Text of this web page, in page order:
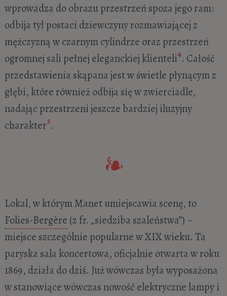
wprowadza do obrazu przestrzeń spoza jego ram:
odbija tył postaci dziewczyny rozmawiającej z
mężczyzną w czarnym cylindrze oraz przestrzeń
ogromnej sali pełnej eleganckiej klienteli4. Całość
przedstawienia skąpana jest w świetle płynącym z
głębi, które również odbija się w zwierciadle,
nadając przestrzeni jeszcze bardziej iluzyjny
charakter5.
Lokal, w którym Manet umiejscawia scenę, to
Folies-Bergère (z fr. „siedziba szaleństwa”) –
miejsce szczególnie popularne w XIX wieku. Ta
paryska sala koncertowa, oficjalnie otwarta w roku
1869, działa do dziś. Już wówczas była wyposażona
w stanowiące wówczas nowość elektryczne lampy i